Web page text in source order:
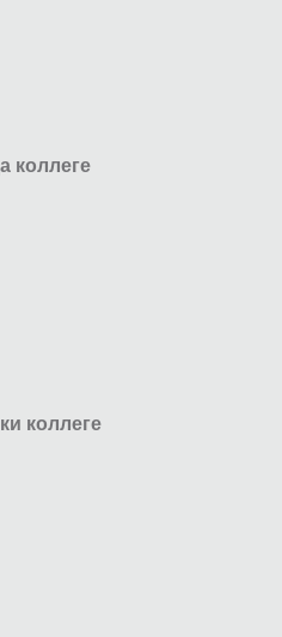
коллеге
коллеге